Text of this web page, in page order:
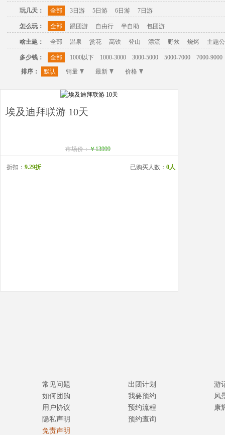
玩几天： 全部 3日游 5日游 6日游 7日游
怎么玩： 全部 跟团游 自由行 半自助 包团游
啥主题： 全部 温泉 赏花 高铁 登山 漂流 野炊 烧烤 主题
多少钱： 全部 1000以下 1000-3000 3000-5000 5000-7000
7000-9000
排序：
默认 销量 最新 价格
埃及迪拜联游 10天
市场价：￥13999
折扣： 9.29折 已购买人数： 0人
常见问题
如何团购
用户协议
隐私声明
免责声明
出团计划
我要预约
预约流程
预约查询
游
风
康